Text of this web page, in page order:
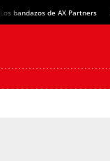
Los bandazos de AX Partners